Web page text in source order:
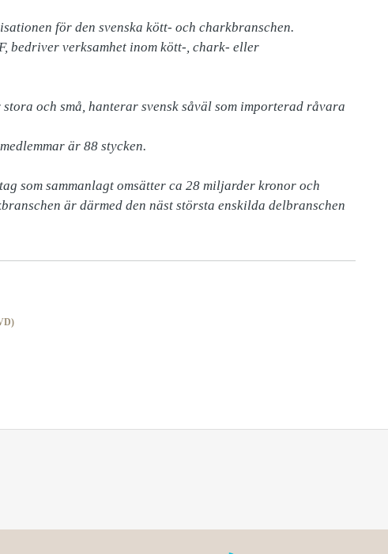
för den svenska kött- och charkbranschen.
bedriver verksamhet inom kött-, chark- eller
och små, hanterar svensk såväl som importerad råvara
är 88 stycken.
som sammanlagt omsätter ca 28 miljarder kronor och
är därmed den näst största enskilda delbranschen